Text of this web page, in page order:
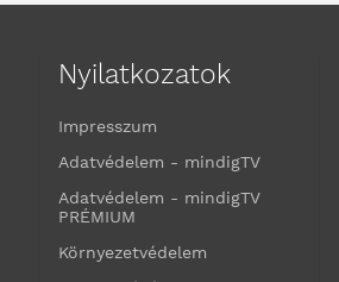
Nyilatkozatok
Impresszum
Adatvédelem - mindigTV
Adatvédelem - mindigTV
PRÉMIUM
Környezetvédelem